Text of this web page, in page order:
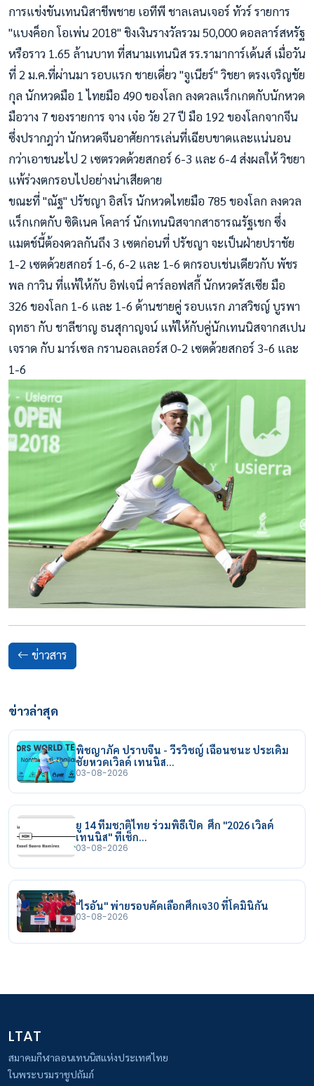
การแข่งขันเทนนิสาชีพชาย เอทีพี ชาลเลนเจอร์ ทัวร์ รายการ
"แบงค็อก โอเพ่น 2018" ชิงเงินรางวัลรวม 50,000 ดอลลาร์สหรัฐ
หรือราว 1.65 ล้านบาท ที่สนามเทนนิส รร.รามาการ์เด้นส์ เมื่อวัน
ที่ 2 ม.ค.ที่ผ่านมา รอบแรก ชายเดี่ยว "จูเนียร์" วิชยา ตรงเจริญชัย
กุล นักหวดมือ 1 ไทยมือ 490 ของโลก ลงดวลแร็กเกตกับนักหวด
มือวาง 7 ของรายการ จาง เจ๋อ วัย 27 ปี มือ 192 ของโลกจากจีน
ซึ่งปรากฎว่า นักหวดจีนอาศัยการเล่นที่เฉียบขาดและแน่นอน
กว่าเอาชนะไป 2 เซตรวดด้วยสกอร์ 6-3 และ 6-4 ส่งผลให้ วิชยา
แพ้ร่วงตกรอบไปอย่างน่าเสียดาย
ขณะที่ "ณัฐ" ปรัชญา อิสโร นักหวดไทยมือ 785 ของโลก ลงดวล
แร็กเกตกับ ซิดิเนค โคลาร์ นักเทนนิสจากสาธารณรัฐเชก ซึ่ง
แมตช์นี้ต้องดวลกันถึง 3 เซตก่อนที่ ปรัชญา จะเป็นฝ่ายปราชัย
1-2 เซตด้วยสกอร์ 1-6, 6-2 และ 1-6 ตกรอบเช่นเดียวกับ พัชร
พล กาวิน ที่แพ้ให้กับ อิฟเจนี่ คาร์ลอฟสกี้ นักหวดรัสเซีย มือ
326 ของโลก 1-6 และ 1-6 ด้านชายคู่ รอบแรก ภาสวิชญ์ บูรพา
ฤทธา กับ ชาลีชาญ ธนสุกาญจน์ แพ้ให้กับคู่นักเทนนิสจากสเปน
เจราด กับ มาร์เซล กรานอลเลอร์ส 0-2 เซตด้วยสกอร์ 3-6 และ
1-6
ข่าวสาร
ข่าวล่าสุด
พิชญาภัค ปราบจีน - วีรวิชญ์ เฉือนชนะ ประเดิม
ชัยหวดเวิลด์ เทนนิส…
03-08-2026
ยู 14 ทีมชาติไทย ร่วมพิธีเปิด ศึก "2026 เวิลด์
เทนนิส" ที่เช็ก…
03-08-2026
"ไรอัน" พ่ายรอบคัดเลือกศึกเจ30 ที่โดมินิกัน
03-08-2026
LTAT
สมาคมกีฬาลอนเทนนิสแห่งประเทศไทย
ในพระบรมราชูปถัมภ์